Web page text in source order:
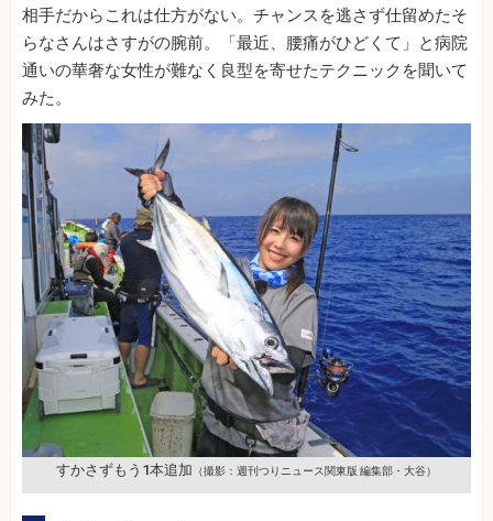
相手だからこれは仕方がない。チャンスを逃さず仕留めたそ
らなさんはさすがの腕前。「最近、腰痛がひどくて」と病院
通いの華奢な女性が難なく良型を寄せたテクニックを聞いて
みた。
すかさずもう1本追加 （撮影：週刊つりニュース関東版 編集部・大谷）